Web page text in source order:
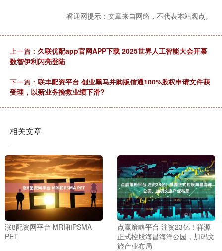
睿迎网提示：文章来自网络，不代表本站观点。
上一篇： 久联优配app官网APP下载 2025世界人工智能大会开幕
数智伊利闪亮登陆
下一篇： 联丰配资平台 创业黑马并购版信通100%股权申请文件获
受理，以新业务挽救业绩下滑?
相关文章
涨8配资网平台 MRI和PSMA
PET
点赢策略平台 注资23亿！祥源
正式控股海昌海洋公园，加码文
旅产业布局